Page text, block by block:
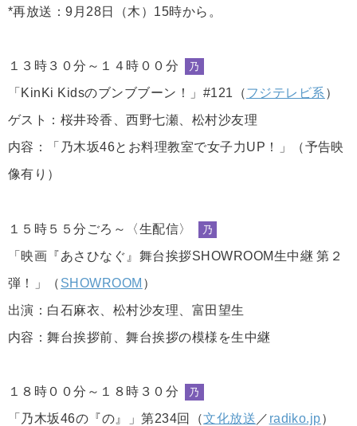
*再放送：9月28日（木）15時から。
１３時３０分～１４時００分 乃
「KinKi Kidsのブンブブーン！」#121（フジテレビ系 ）
ゲスト：桜井玲香、西野七瀬、松村沙友理
内容：「乃木坂46とお料理教室で女子力UP！」（予告映
像有り）
１５時５５分ごろ～〈生配信〉 乃
「映画『あさひなぐ』舞台挨拶SHOWROOM生中継 第２
弾！」（ SHOWROOM ）
出演：白石麻衣、松村沙友理、富田望生
内容：舞台挨拶前、舞台挨拶の模様を生中継
１８時００分～１８時３０分 乃
「乃木坂46の『の』」第234回（文化放送 ／ radiko.jp）